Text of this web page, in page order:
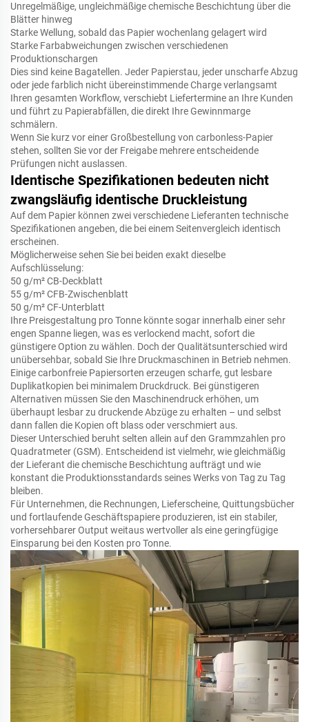
Unregelmäßige, ungleichmäßige chemische Beschichtung über die
Blätter hinweg
Starke Wellung, sobald das Papier wochenlang gelagert wird
Starke Farbabweichungen zwischen verschiedenen
Produktionschargen
Dies sind keine Bagatellen. Jeder Papierstau, jeder unscharfe Abzug
oder jede farblich nicht übereinstimmende Charge verlangsamt
Ihren gesamten Workflow, verschiebt Liefertermine an Ihre Kunden
und führt zu Papierabfällen, die direkt Ihre Gewinnmarge
schmälern.
Wenn Sie kurz vor einer Großbestellung von carbonless-Papier
stehen, sollten Sie vor der Freigabe mehrere entscheidende
Prüfungen nicht auslassen.
Identische Spezifikationen bedeuten nicht
zwangsläufig identische Druckleistung
Auf dem Papier können zwei verschiedene Lieferanten technische
Spezifikationen angeben, die bei einem Seitenvergleich identisch
erscheinen.
Möglicherweise sehen Sie bei beiden exakt dieselbe
Aufschlüsselung:
50 g/m² CB-Deckblatt
55 g/m² CFB-Zwischenblatt
50 g/m² CF-Unterblatt
Ihre Preisgestaltung pro Tonne könnte sogar innerhalb einer sehr
engen Spanne liegen, was es verlockend macht, sofort die
günstigere Option zu wählen. Doch der Qualitätsunterschied wird
unübersehbar, sobald Sie Ihre Druckmaschinen in Betrieb nehmen.
Einige carbonfreie Papiersorten erzeugen scharfe, gut lesbare
Duplikatkopien bei minimalem Druckdruck. Bei günstigeren
Alternativen müssen Sie den Maschinendruck erhöhen, um
überhaupt lesbar zu druckende Abzüge zu erhalten – und selbst
dann fallen die Kopien oft blass oder verschmiert aus.
Dieser Unterschied beruht selten allein auf den Grammzahlen pro
Quadratmeter (GSM). Entscheidend ist vielmehr, wie gleichmäßig
der Lieferant die chemische Beschichtung aufträgt und wie
konstant die Produktionsstandards seines Werks von Tag zu Tag
bleiben.
Für Unternehmen, die Rechnungen, Lieferscheine, Quittungsbücher
und fortlaufende Geschäftspapiere produzieren, ist ein stabiler,
vorhersehbarer Output weitaus wertvoller als eine geringfügige
Einsparung bei den Kosten pro Tonne.